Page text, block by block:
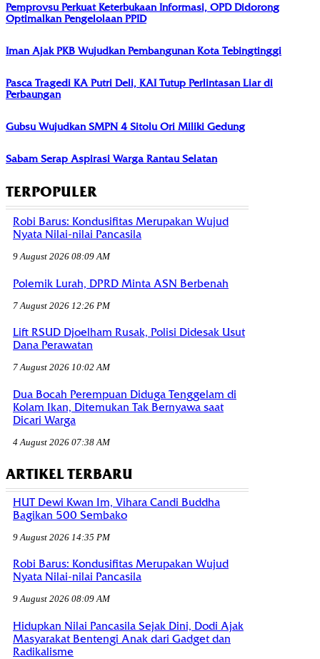
Pemprovsu Perkuat Keterbukaan Informasi, OPD Didorong
Optimalkan Pengelolaan PPID
Iman Ajak PKB Wujudkan Pembangunan Kota Tebingtinggi
Pasca Tragedi KA Putri Deli, KAI Tutup Perlintasan Liar di
Perbaungan
Gubsu Wujudkan SMPN 4 Sitolu Ori Miliki Gedung
Sabam Serap Aspirasi Warga Rantau Selatan
TERPOPULER
Robi Barus: Kondusifitas Merupakan Wujud
Nyata Nilai-nilai Pancasila
9 August 2026 08:09 AM
Polemik Lurah, DPRD Minta ASN Berbenah
7 August 2026 12:26 PM
Lift RSUD Djoelham Rusak, Polisi Didesak Usut
Dana Perawatan
7 August 2026 10:02 AM
Dua Bocah Perempuan Diduga Tenggelam di
Kolam Ikan, Ditemukan Tak Bernyawa saat
Dicari Warga
4 August 2026 07:38 AM
ARTIKEL TERBARU
HUT Dewi Kwan Im, Vihara Candi Buddha
Bagikan 500 Sembako
9 August 2026 14:35 PM
Robi Barus: Kondusifitas Merupakan Wujud
Nyata Nilai-nilai Pancasila
9 August 2026 08:09 AM
Hidupkan Nilai Pancasila Sejak Dini, Dodi Ajak
Masyarakat Bentengi Anak dari Gadget dan
Radikalisme